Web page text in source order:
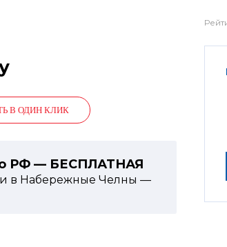
В ОДИН КЛИК
РФ — БЕСПЛАТНАЯ
в Набережные Челны —